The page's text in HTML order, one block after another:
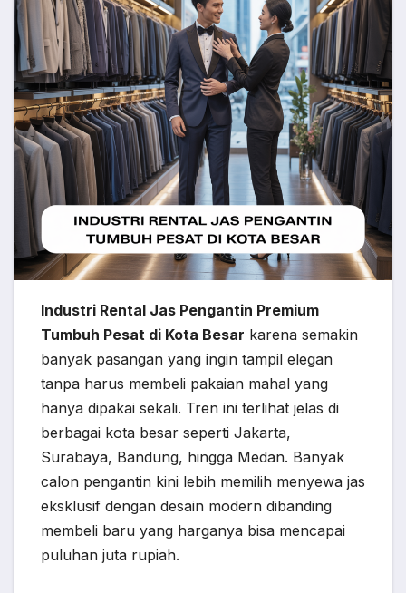
Industri Rental Jas Pengantin Premium
Tumbuh Pesat di Kota Besar karena semakin
banyak pasangan yang ingin tampil elegan
tanpa harus membeli pakaian mahal yang
hanya dipakai sekali. Tren ini terlihat jelas di
berbagai kota besar seperti Jakarta,
Surabaya, Bandung, hingga Medan. Banyak
calon pengantin kini lebih memilih menyewa jas
eksklusif dengan desain modern dibanding
membeli baru yang harganya bisa mencapai
puluhan juta rupiah.